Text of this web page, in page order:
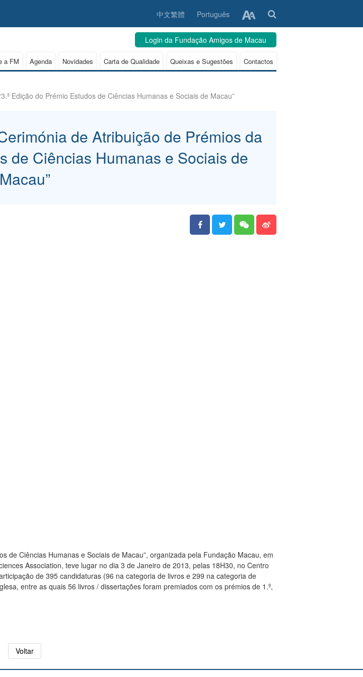
中文繁體 Português
Login da Fundação Amigos de Macau
a FM Agenda Novidades Carta de Qualidade Queixas e Sugestões Contactos
Edição do Prémio Estudos de Ciências Humanas e Sociais de Macau”
de Atribuição de Prémios da
de Ciências Humanas e Sociais de
Macau”
de Ciências Humanas e Sociais de Macau”, organizada pela Fundação Macau, em
Association, teve lugar no dia 3 de Janeiro de 2013, pelas 18H30, no Centro
de 395 candidaturas (96 na categoria de livros e 299 na categoria de
entre as quais 56 livros / dissertações foram premiados com os prémios de 1.º,
Voltar